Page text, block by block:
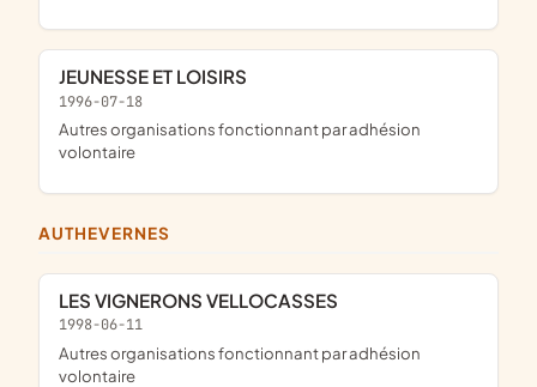
JEUNESSE ET LOISIRS
1996-07-18
Autres organisations fonctionnant par adhésion
volontaire
AUTHEVERNES
LES VIGNERONS VELLOCASSES
1998-06-11
Autres organisations fonctionnant par adhésion
volontaire